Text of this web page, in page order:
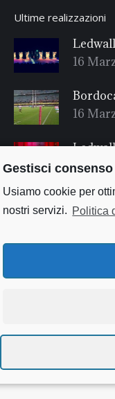
Gestisci
Usiamo cookie per
nostri servizi. Politica
Ultime realizzazioni
16
16
16